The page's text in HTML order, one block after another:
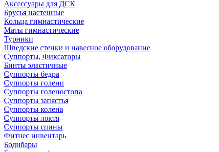
Аксессуары для ДСК
Брусья настенные
Кольца гимнастические
Маты гимнастические
Турники
Шведские стенки и навесное оборудование
Суппорты, Фиксаторы
Бинты эластичные
Суппорты бедра
Суппорты голени
Суппорты голеностопа
Суппорты запястья
Суппорты колена
Суппорты локтя
Суппорты спины
Фитнес инвентарь
Бодибары